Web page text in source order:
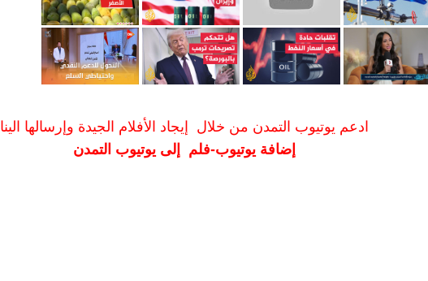
ادعم يوتيوب التمدن من خلال إيجاد الأفلام الجيدة وإرسالها الينا
إضافة يوتيوب-فلم إلى يوتيوب التمدن